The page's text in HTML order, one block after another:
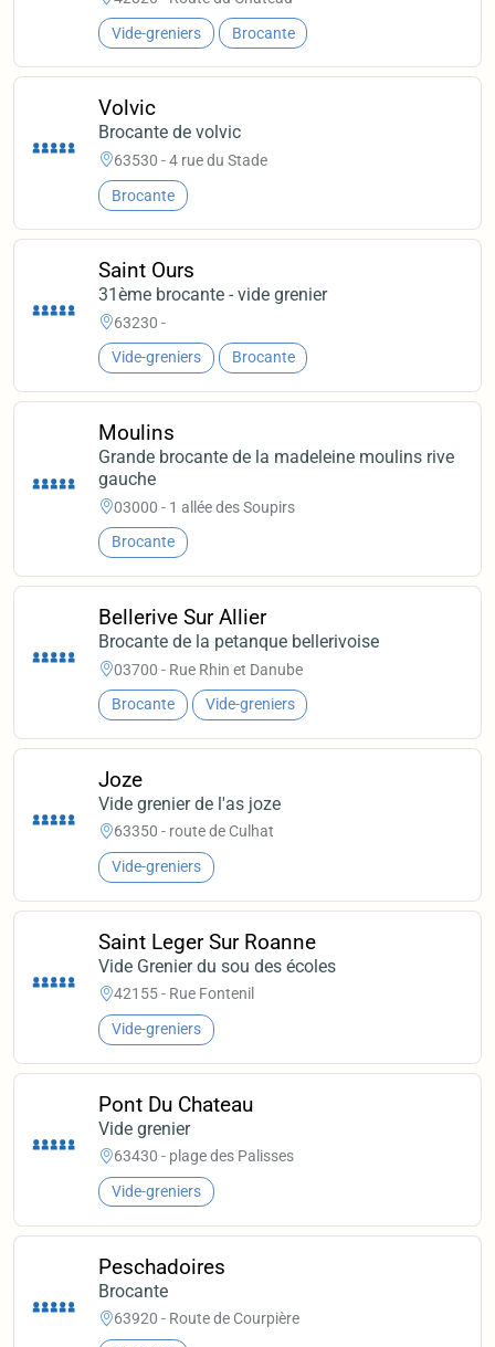
Vide-greniers Brocante
Volvic
Brocante de volvic
63530 - 4 rue du Stade
Brocante
Saint Ours
31ème brocante - vide grenier
63230 -
Vide-greniers Brocante
Moulins
Grande brocante de la madeleine moulins rive
gauche
03000 - 1 allée des Soupirs
Brocante
Bellerive Sur Allier
Brocante de la petanque bellerivoise
03700 - Rue Rhin et Danube
Brocante Vide-greniers
Joze
Vide grenier de l'as joze
63350 - route de Culhat
Vide-greniers
Saint Leger Sur Roanne
Vide Grenier du sou des écoles
42155 - Rue Fontenil
Vide-greniers
Pont Du Chateau
Vide grenier
63430 - plage des Palisses
Vide-greniers
Peschadoires
Brocante
63920 - Route de Courpière